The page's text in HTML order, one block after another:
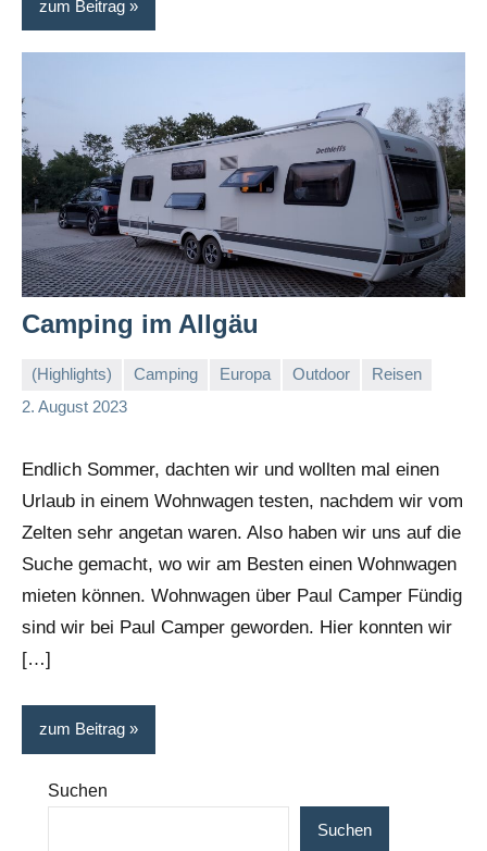
zum Beitrag
Camping im Allgäu
(Highlights) Camping Europa Outdoor
Reisen
2. August 2023
Stephi
Keine
Endlich Sommer, dachten wir und wollten mal einen
Urlaub in einem Wohnwagen testen, nachdem wir vom
Zelten sehr angetan waren. Also haben wir uns auf die
Suche gemacht, wo wir am Besten einen Wohnwagen
mieten können. Wohnwagen über Paul Camper Fündig
sind wir bei Paul Camper geworden. Hier konnten wir
[…]
zum Beitrag
Suchen
Suchen